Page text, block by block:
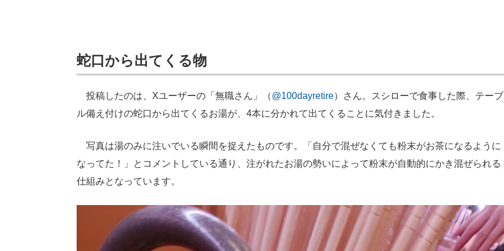
蛇口から出てくる物
投稿したのは、Xユーザーの「無職さん」（@100dayretire）さん。スシローで食事した際、テーブ
ル備え付けの蛇口から出てくるお湯が、4本に分かれて出てくることに気付きました。
写真は湯のみに注いでいる瞬間を捉えたものです。「自分で混ぜなくても粉末がお茶になるように
なってた！」とコメントしている通り、注がれたお湯の勢いによって粉末が自動的にかき混ぜられる
仕組みとなっています。